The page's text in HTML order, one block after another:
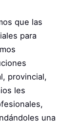
que las
para
provincial,
les
una